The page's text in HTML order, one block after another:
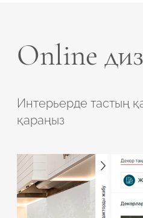
Online
Интерьерде тастың
қараңыз